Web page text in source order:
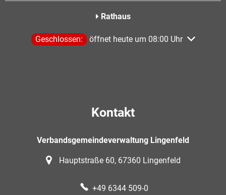
Rathaus
Klicken, um weitere Öffnungs- oder Schließzeiten
Geschlossen: öffnet heute um 08:00 Uhr
Kontakt
Verbandsgemeindeverwaltung Lingenfeld
Hauptstraße 60, 67360 Lingenfeld
+49 6344 509-0